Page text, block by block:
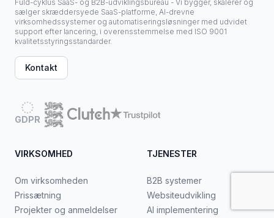
Fuld-cyklus SaaS- og B2B-udviklingsbureau - Vi bygger, skalerer og
sælger skræddersyede SaaS-platforme, AI-drevne
virksomhedssystemer og automatiseringsløsninger med udvidet
support efter lancering, i overensstemmelse med ISO 9001
kvalitetsstyringsstandarder.
Kontakt
GDPR
VIRKSOMHED
Om virksomheden
Prissætning
Projekter og anmeldelser
TJENESTER
B2B systemer
Websiteudvikling
AI implementering